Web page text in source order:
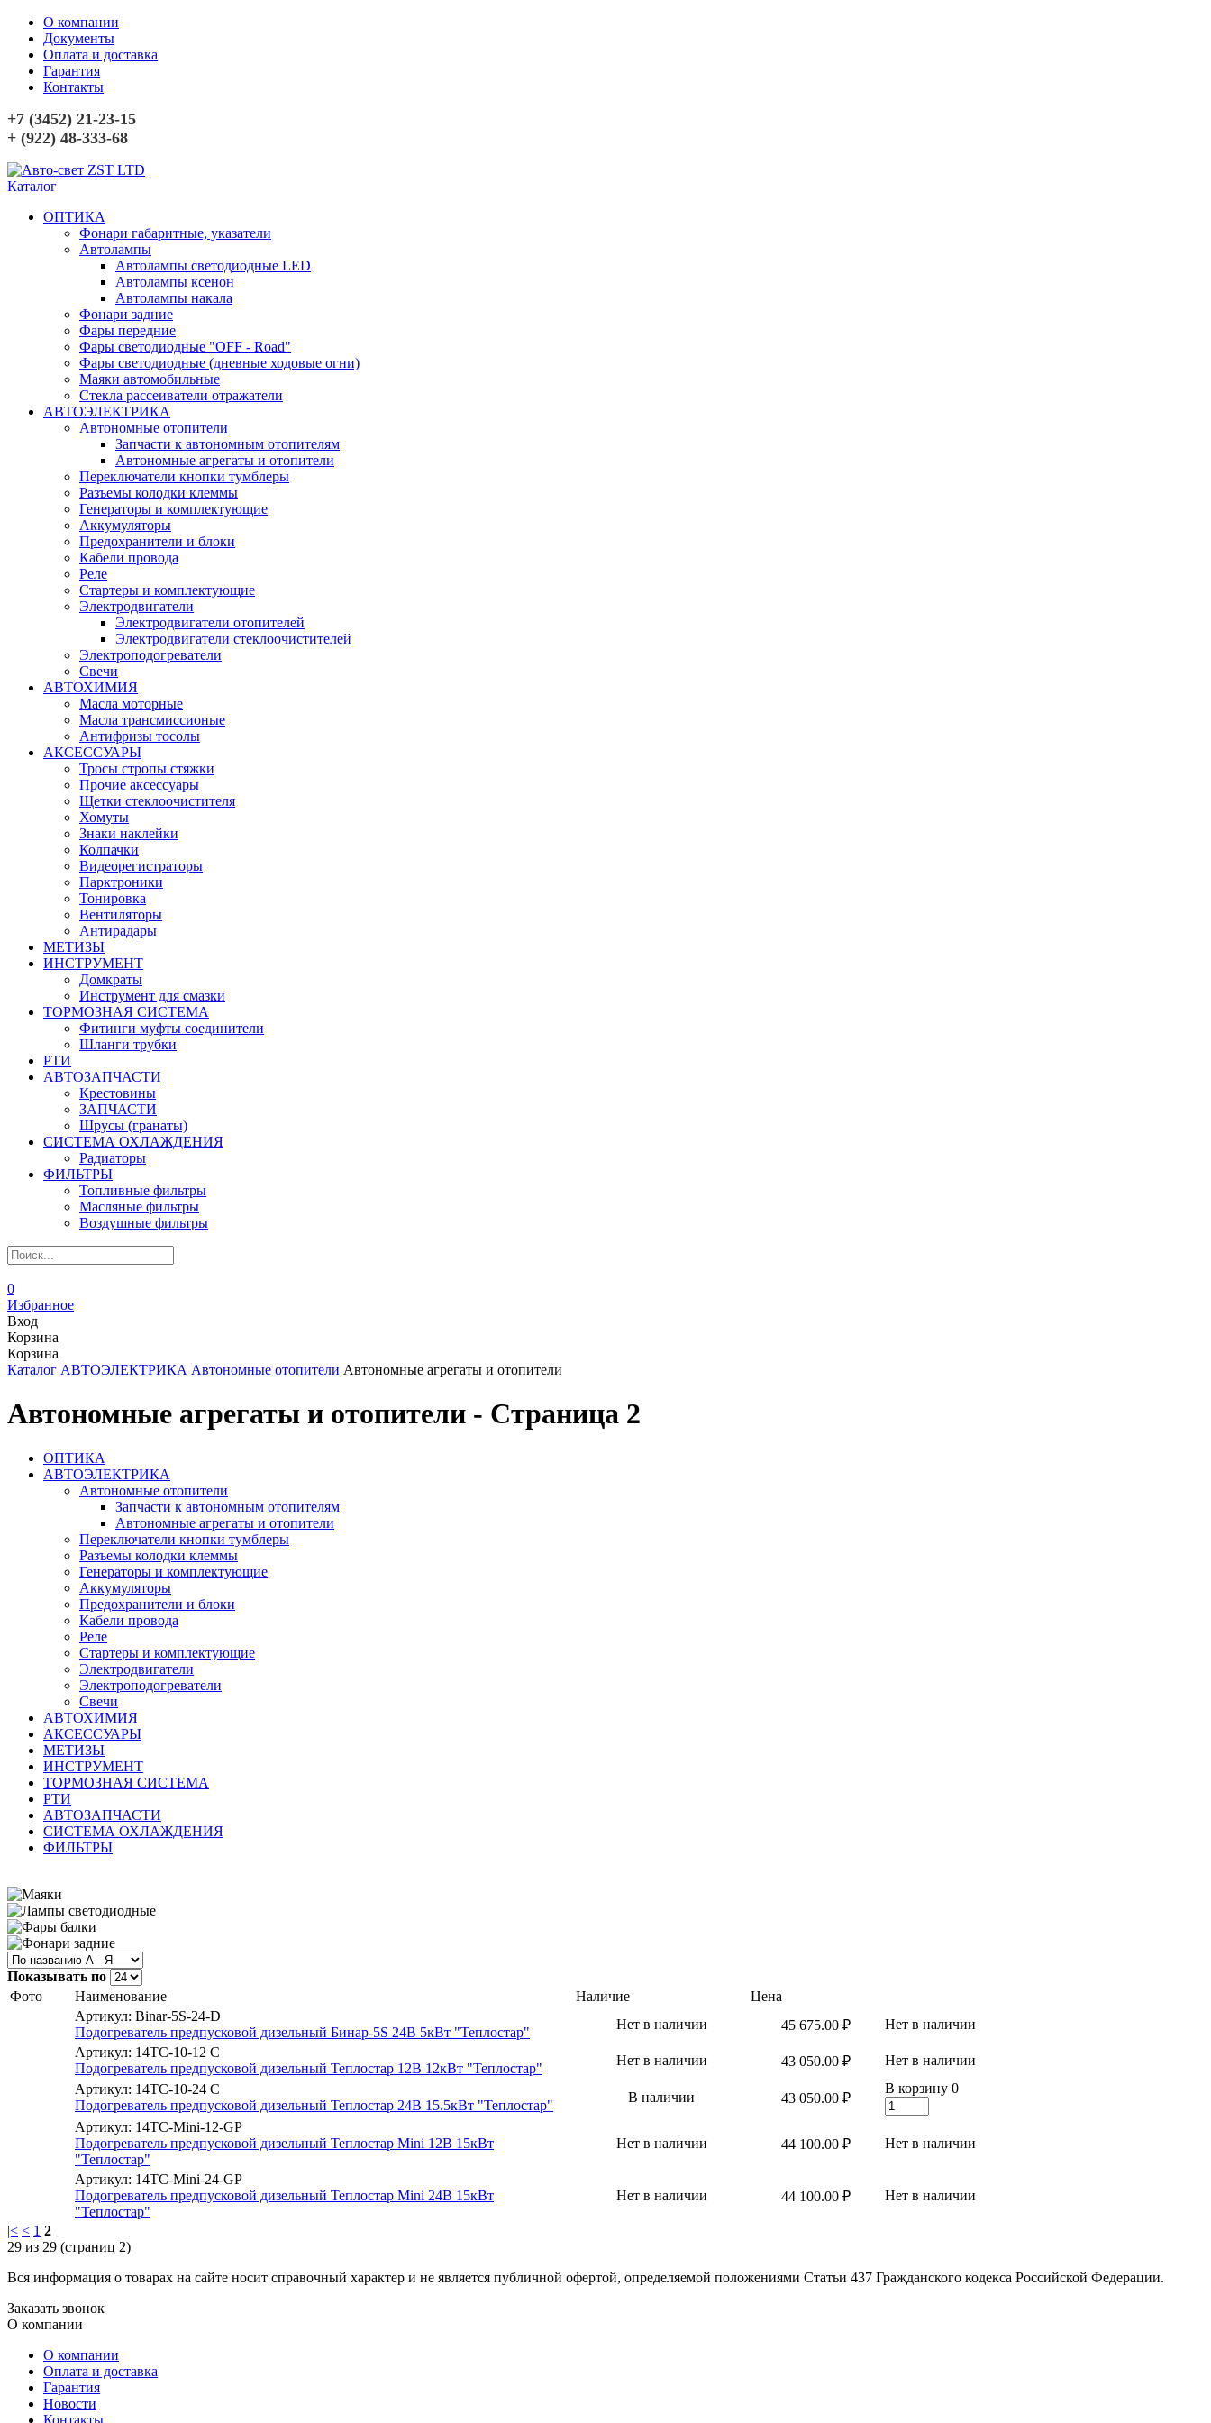
О компании
Документы
Оплата и доставка
Гарантия
Контакты
+7 (3452) 21-23-15
+ (922) 48-333-68
Каталог
ОПТИКА
Фонари габаритные, указатели
Автолампы
Автолампы светодиодные LED
Автолампы ксенон
Автолампы накала
Фонари задние
Фары передние
Фары светодиодные "OFF - Road"
Фары светодиодные (дневные ходовые огни)
Маяки автомобильные
Стекла рассеиватели отражатели
АВТОЭЛЕКТРИКА
Автономные отопители
Запчасти к автономным отопителям
Автономные агрегаты и отопители
Переключатели кнопки тумблеры
Разъемы колодки клеммы
Генераторы и комплектующие
Аккумуляторы
Предохранители и блоки
Кабели провода
Реле
Стартеры и комплектующие
Электродвигатели
Электродвигатели отопителей
Электродвигатели стеклоочистителей
Электроподогреватели
Свечи
АВТОХИМИЯ
Масла моторные
Масла трансмиссионые
Антифризы тосолы
АКСЕССУАРЫ
Тросы стропы стяжки
Прочие аксессуары
Щетки стеклоочистителя
Хомуты
Знаки наклейки
Колпачки
Видеорегистраторы
Парктроники
Тонировка
Вентиляторы
Антирадары
МЕТИЗЫ
ИНСТРУМЕНТ
Домкраты
Инструмент для смазки
ТОРМОЗНАЯ СИСТЕМА
Фитинги муфты соединители
Шланги трубки
РТИ
АВТОЗАПЧАСТИ
Крестовины
ЗАПЧАСТИ
Шрусы (гранаты)
СИСТЕМА ОХЛАЖДЕНИЯ
Радиаторы
ФИЛЬТРЫ
Топливные фильтры
Масляные фильтры
Воздушные фильтры
0
Избранное
Вход
Корзина
Корзина
Каталог АВТОЭЛЕКТРИКА Автономные отопители Автономные агрегаты и отопители
Автономные агрегаты и отопители - Страница 2
ОПТИКА
АВТОЭЛЕКТРИКА
Автономные отопители
Запчасти к автономным отопителям
Автономные агрегаты и отопители
Переключатели кнопки тумблеры
Разъемы колодки клеммы
Генераторы и комплектующие
Аккумуляторы
Предохранители и блоки
Кабели провода
Реле
Стартеры и комплектующие
Электродвигатели
Электроподогреватели
Свечи
АВТОХИМИЯ
АКСЕССУАРЫ
МЕТИЗЫ
ИНСТРУМЕНТ
ТОРМОЗНАЯ СИСТЕМА
РТИ
АВТОЗАПЧАСТИ
СИСТЕМА ОХЛАЖДЕНИЯ
ФИЛЬТРЫ
Показывать по
Фото
Наименование Наличие
Цена
Артикул: Binar-5S-24-D
Подогреватель предпусковой дизельный Бинар-5S 24В 5кВт "Теплостар"
Нет в наличии 45 675.00 ₽
Нет в наличии
Артикул: 14TC-10-12 C
Подогреватель предпусковой дизельный Теплостар 12В 12кВт "Теплостар"
Нет в наличии 43 050.00 ₽
Нет в наличии
Артикул: 14TC-10-24 C
Подогреватель предпусковой дизельный Теплостар 24В 15.5кВт "Теплостар"
В наличии 43 050.00 ₽
В корзину 0
Артикул: 14TC-Mini-12-GP
Подогреватель предпусковой дизельный Теплостар Mini 12В 15кВт
"Теплостар"
Нет в наличии 44 100.00 ₽ Нет в наличии
Артикул: 14TC-Mini-24-GP
Подогреватель предпусковой дизельный Теплостар Mini 24В 15кВт
"Теплостар"
Нет в наличии 44 100.00 ₽ Нет в наличии
|< < 1 2
29 из 29 (страниц 2)
Вся информация о товарах на сайте носит справочный характер и не является публичной офертой, определяемой положениями Статьи 437 Гражданского кодекса Российской Федерации.
Заказать звонок
О компании
О компании
Оплата и доставка
Гарантия
Новости
Контакты